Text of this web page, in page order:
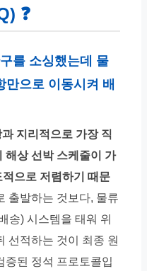
❓
를 소싱했는데 물
으로 이동시켜 배
지리적으로 가장 직
해상 선박 스케줄이 가
으로 저렴하기 때문
출발하는 것보다, 물류
송) 시스템을 태워 위
선적하는 것이 최종 원
증된 정석 프로토콜입